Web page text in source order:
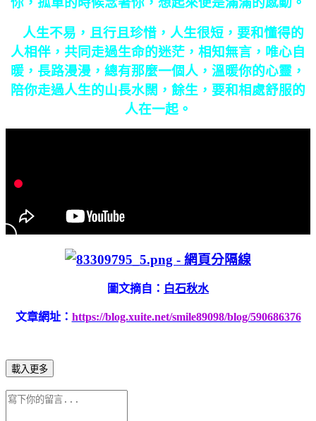
人生不易，且行且珍惜，人生很短，要和懂得的
人相伴，共同走過生命的迷茫，相知無言，唯心自
暖，長路漫漫，總有那麼一個人，溫暖你的心靈，
陪你走過人生的山長水闊，餘生，要和相處舒服的
人在一起。
圖文摘自： 白石秋水
文章網址： https://blog.xuite.net/smile89098/blog/590686376
載入更多